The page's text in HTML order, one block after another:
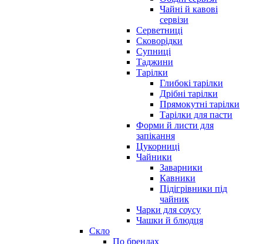
Чайні й кавові
сервізи
Серветниці
Сковорідки
Супниці
Таджини
Тарілки
Глибокі тарілки
Дрібні тарілки
Прямокутні тарілки
Тарілки для пасти
Форми й листи для
запікання
Цукорниці
Чайники
Заварники
Кавники
Підігрівники під
чайник
Чарки для соусу
Чашки й блюдця
Скло
По брендах